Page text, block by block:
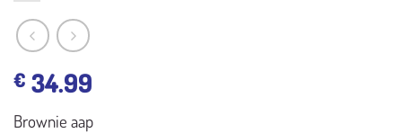
€ 34.99
Brownie aap